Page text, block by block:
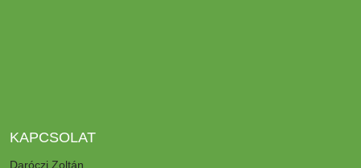
KAPCSOLAT
Daróczi Zoltán